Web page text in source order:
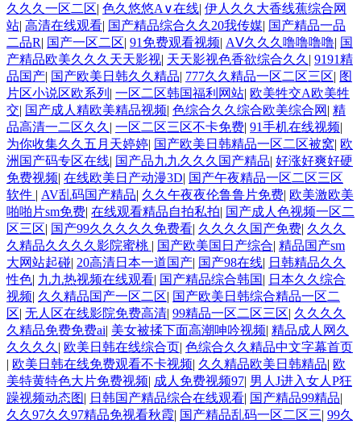
久久久一区二区| 色久悠悠A∨在线| 伊人久久大香线蕉综合网
站| 高清在线观看| 国产精品综合久久20我传媒| 国产精品一品
二品R| 国产一区二区| 91免费观看视频| AⅤ久久久噜噜噜噜| 国
产精品欧美久久久天天影视| 天天影视色香欲综合久久 | 9191精
品国产| 国产欧美日韩久久精品| 777久久精品一区二区三区| 图
片区小说区欧系列 | 一区二区韩国福利网站| 欧美牲交A欧美牲
交| 国产成人精欧美精品视频| 色综合久久综合欧美综合网 | 精
品高清一二区久久 | 一区二区三区不卡免费| 91手机在线视频|
为你收集久久五月天婷婷| 国产欧美日韩精品一区二区被窝| 欧
洲国产码专区在线| 国产品九九久久久国产精品| 好涨好爽好硬
免费视频| 在线欧美日产动漫3D| 国产午夜精品一区二区三区
软件 | AV乱码国产精品| 久久午夜夜伦鲁鲁片免费| 欧美激欧美
啪啪片sm免费| 在线观看精品自拍私拍| 国产成人色视频一区二
区三区| 国产99久久久久久免费看| 久久久久国产免费| 久久久
久精品久久久久影院蜜桃 | 国产欧美国日产综合| 精品国产sm
大网站起碰| 20高清日本一道国产| 国产98在线| 日韩精品久久
性色| 九九热视频在线观看| 国产精品综合韩国| 日本久久综合
视频| 久久精品国产一区二区| 国产欧美日韩综合精品一区二
区| 无人区在线影院免费高清| 99精品一区二区三区| 久久久久
久精品免费免费ai| 美女被揉下面高潮呻吟视频| 精品成人网久
久久久久 | 欧美日韩在线综合页| 色综合久久精品中文字幕首页
| 欧美日韩在线免费观看不卡视频| 久久精品欧美日韩精品| 欧
美特黄特色大片免费视频| 成人免费视频97| 男人J进入女人P狂
躁视频动态图| 日韩国产精品综合在线观看| 国产精品99精品|
久久97久久97精品免视看秋霞| 国产精品乱码一区二区三| 99久